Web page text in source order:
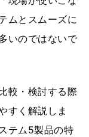
ムとスムーズに
いのではないで
較・検討する際
すく解説しま
テム5製品の特